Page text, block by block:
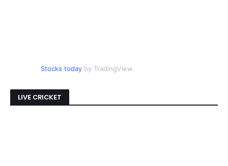
Stocks todayby TradingView
LIVE CRICKET